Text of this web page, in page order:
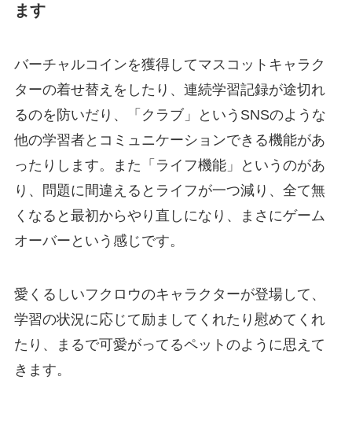
ます
バーチャルコインを獲得してマスコットキャラク
ターの着せ替えをしたり、連続学習記録が途切れ
るのを防いだり、「クラブ」というSNSのような
他の学習者とコミュニケーションできる機能があ
ったりします。また「ライフ機能」というのがあ
り、問題に間違えるとライフが一つ減り、全て無
くなると最初からやり直しになり、まさにゲーム
オーバーという感じです。
愛くるしいフクロウのキャラクターが登場して、
学習の状況に応じて励ましてくれたり慰めてくれ
たり、まるで可愛がってるペットのように思えて
きます。